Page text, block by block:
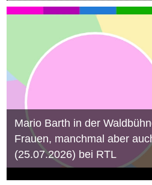
Mario Barth in der
Frauen, manchmal aber
(25.07.2026) bei RTL